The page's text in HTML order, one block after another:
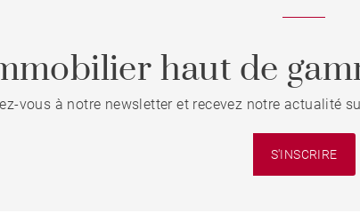
haut de
vous à notre newsletter et recevez notre actualité
S'INSCRIRE